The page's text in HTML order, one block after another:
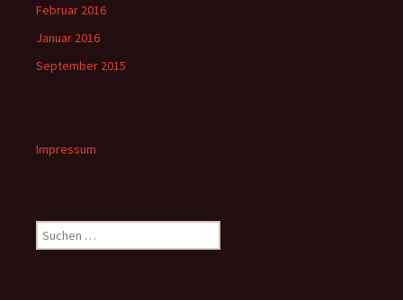
Februar 2016
Januar 2016
September 2015
Impressum
Suchen
nach: